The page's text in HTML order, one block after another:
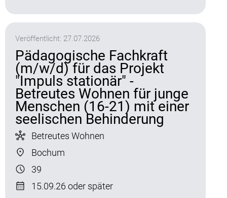
Veröffentlicht: 27.07.2026
Pädagogische Fachkraft
(m/w/d) für das Projekt
"Impuls stationär" -
Betreutes Wohnen für junge
Menschen (16-21) mit einer
seelischen Behinderung
Betreutes Wohnen
Bochum
39
15.09.26 oder später